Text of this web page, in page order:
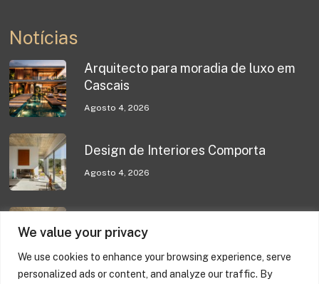
We value your privacy
We use cookies to enhance your browsing experience, serve
personalized ads or content, and analyze our traffic. By
Notícias
Arquitecto para moradia de luxo em
Cascais
Agosto 4, 2026
Design de Interiores Comporta
Agosto 4, 2026
Design de Interiores Comporta